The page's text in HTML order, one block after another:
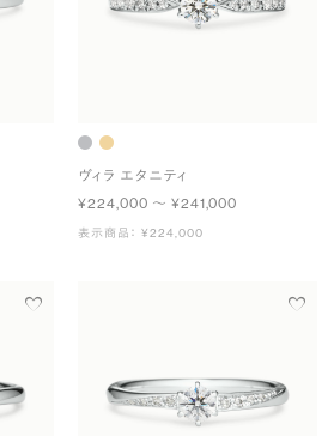
ヴィラ エタニティ
¥224,000 〜 ¥241,000
表示商品： ¥224,000